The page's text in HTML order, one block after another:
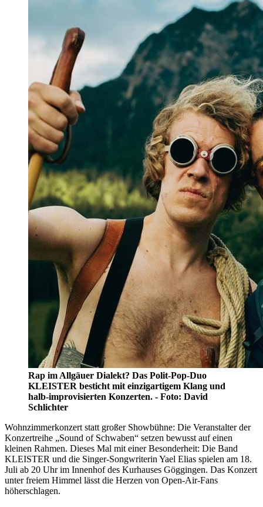
Rap im Allgäuer Dialekt? Das Polit-Pop-Duo
KLEISTER besticht mit einzigartigem Klang und
halb-improvisierten Konzerten. - Foto: David
Schlichter
Wohnzimmerkonzert statt großer Showbühne: Die Veranstalter der
Konzertreihe „Sound of Schwaben“ setzen bewusst auf einen
kleinen Rahmen. Dieses Mal mit einer Besonderheit: Die Band
KLEISTER und die Singer-Songwriterin Yael Elias spielen am 18.
Juli ab 20 Uhr im Innenhof des Kurhauses Göggingen. Das Konzert
unter freiem Himmel lässt die Herzen von Open-Air-Fans
höherschlagen.